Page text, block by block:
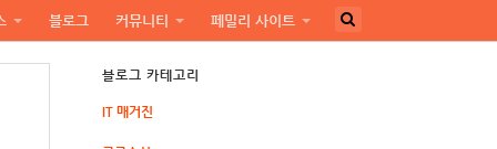
블로그 커뮤니티 페밀리 사이트
블로그 카테고리
IT 매거진